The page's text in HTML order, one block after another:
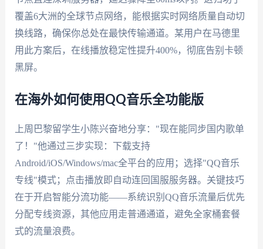
覆盖6大洲的全球节点网络，能根据实时网络质量自动切
换线路，确保你总处在最快传输通道。某用户在马德里
用此方案后，在线播放稳定性提升400%，彻底告别卡顿
黑屏。
在海外如何使用QQ音乐全功能版
上周巴黎留学生小陈兴奋地分享："现在能同步国内歌单
了！"他通过三步实现：下载支持
Android/iOS/Windows/mac全平台的应用；选择"QQ音乐
专线"模式；点击播放即自动连回国服服务器。关键技巧
在于开启智能分流功能——系统识别QQ音乐流量后优先
分配专线资源，其他应用走普通通道，避免全家桶套餐
式的流量浪费。